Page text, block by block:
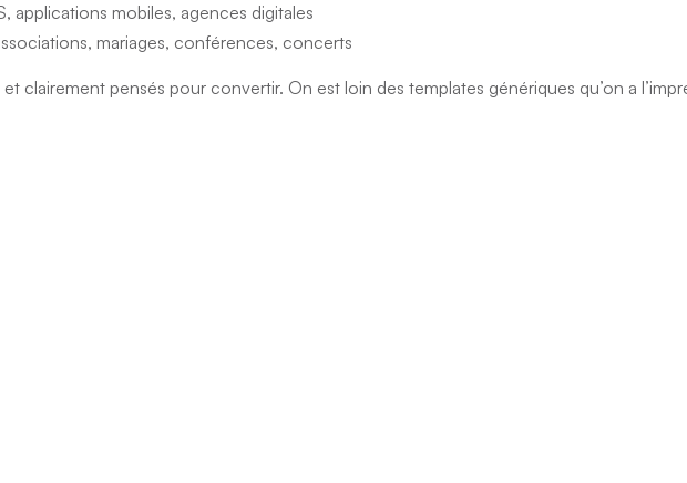
applications mobiles, agences digitales
mariages, conférences, concerts
clairement pensés pour convertir. On est loin des templates génériques qu’on a